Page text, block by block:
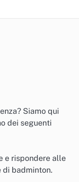
Siamo qui
dei seguenti
e rispondere alle
badminton.